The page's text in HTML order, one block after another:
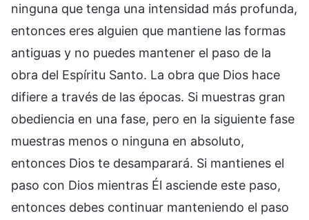
ninguna que tenga una intensidad más profunda,
entonces eres alguien que mantiene las formas
antiguas y no puedes mantener el paso de la
obra del Espíritu Santo. La obra que Dios hace
difiere a través de las épocas. Si muestras gran
obediencia en una fase, pero en la siguiente fase
muestras menos o ninguna en absoluto,
entonces Dios te desamparará. Si mantienes el
paso con Dios mientras Él asciende este paso,
entonces debes continuar manteniendo el paso